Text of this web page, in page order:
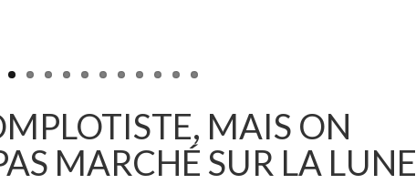
MAIS ON
MARCHÉ SUR LA LUNE